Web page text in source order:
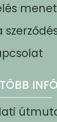
INFÓ